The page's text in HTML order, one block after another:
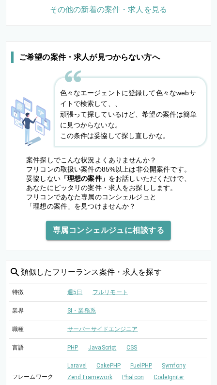
ご希望の案件・求人が見つからない方へ
色々なエージェントに登録して色々なwebサ
イトで検索して、、
頑張って探しているけど、希望の案件は簡単
に見つからないな。
この条件は妥協して探し直しかな。
案件探しでこんな状況よくありませんか？
フリコンの取扱い案件の85%以上は非公開案件です。
妥協しない「理想の案件」 をお話しいただくだけで、
あなたにピッタリの案件・求人をお探しします。
フリコンであなた専属のコンシェルジュと
「理想の案件」を見つけませんか？
専属コンシェルジュに相談する
類似した フリーランス案件・求人を探す
特徴 週5日 フルリモート
業界 SI・業務系
職種 サーバーサイドエンジニア
言語 PHP JavaScript CSS
フレームワーク
Laravel CakePHP FuelPHP
Symfony
Zend Framework
Phalcon
CodeIgniter
その他の新着の案件・求人を見る